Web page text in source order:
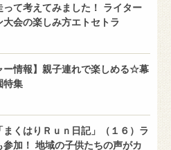
って考えてみました！ ライター
大会の楽しみ方エトセトラ
ー情報】親子連れで楽しめる☆幕
特集
まくはりＲｕｎ日記」（１６）ラ
参加！ 地域の子供たちの声がカ